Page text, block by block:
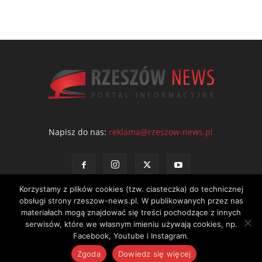
Napisz do nas: reklama@rzeszow-news.pl
Kontakt Polityka prywatności Regulamin portalu
© NEWS Sp. z o.o. - wydawca portalu Rzeszów News. Wszystkie prawa
zastrzeżone. Tel.: 601 97 55 30
Korzystamy z plików cookies (tzw. ciasteczka) do technicznej
obsługi strony rzeszow-news.pl. W publikowanych przez nas
materiałach mogą znajdować się treści pochodzące z innych
serwisów, które we własnym imieniu używają cookies, np.
Facebook, Youtube i Instagram.
Zgoda
Dowiedz się więcej